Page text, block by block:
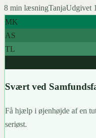
8 min læsningTanjaUdgivet
MK
AS
TL
Svært ved
Få hjælp i øjenhøjde af en
seriøst.